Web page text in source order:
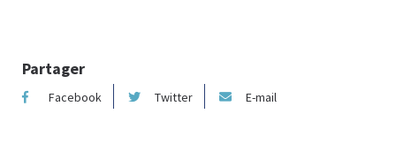
Partager
Facebook Twitter E-mail